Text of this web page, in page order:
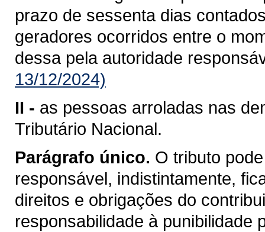
prazo de sessenta dias
geradores ocorridos entre o
dessa pela autoridade
13/12/2024)
II - as pessoas arroladas nas
Tributário Nacional.
Parágrafo único. O tributo
responsável, indistintamente,
direitos e obrigações do
responsabilidade à punibilidade